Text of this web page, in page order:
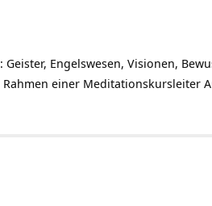
Geister, Engelswesen, Visionen,
Rahmen einer Meditationskursleiter